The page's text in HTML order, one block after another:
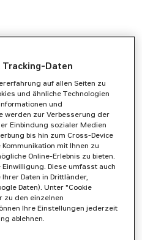
Tracking-Daten
auf allen Seiten zu
und ähnliche Technologien
und
werden zur Verbesserung der
Einbindung sozialer Medien
bis hin zum Cross-Device
mit Ihnen zu
Online-Erlebnis zu bieten.
Diese umfasst auch
Daten in Drittländer,
Daten). Unter "Cookie
zu den einzelnen
Ihre Einstellungen jederzeit
ablehnen.